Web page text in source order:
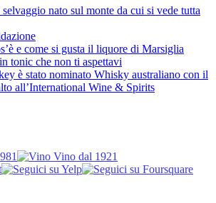
nato sul monte da cui si vede tutta
e come si gusta il liquore di Marsiglia
tonic che non ti aspettavi
è stato nominato Whisky australiano con il
all’International Wine & Spirits